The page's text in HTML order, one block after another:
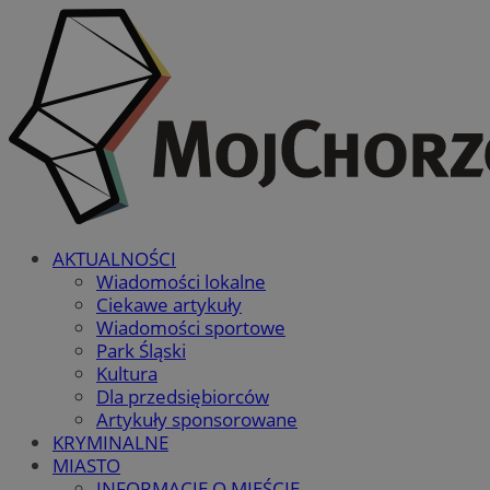
AKTUALNOŚCI
Wiadomości lokalne
Ciekawe artykuły
Wiadomości sportowe
Park Śląski
Kultura
Dla przedsiębiorców
Artykuły sponsorowane
KRYMINALNE
MIASTO